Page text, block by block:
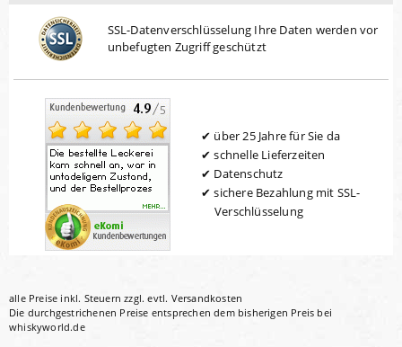
SSL-Datenverschlüsselung Ihre Daten werden vor
unbefugten Zugriff geschützt
über 25 Jahre für Sie da
schnelle Lieferzeiten
Datenschutz
sichere Bezahlung mit SSL-
Verschlüsselung
alle Preise inkl. Steuern zzgl. evtl. Versandkosten
Die durchgestrichenen Preise entsprechen dem bisherigen Preis bei
whiskyworld.de